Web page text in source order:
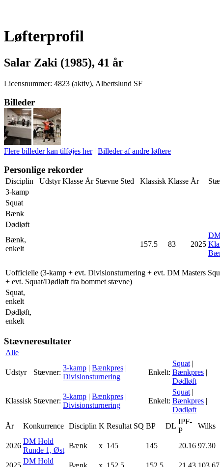
Løfterprofil
Salar Zaki (1985), 41 år
Licensnummer: 4823 (aktiv), Albertslund SF
Billeder
Flere billeder kan tilføjes her| Billeder af andre løftere
Personlige rekorder
Disciplin Udstyr Klasse År Stævne Sted Klassisk Klasse År
3-kamp
Squat
Bænk
Dødløft
Bænk,
enkelt
157.5 83 2025
Uofficielle (3-kamp + evt. Divisionsturnering + evt. DM Masters
+ evt. Squat/Dødløft fra bommet stævne)
Squat,
enkelt
Dødløft,
enkelt
Stævneresultater
Alle
Udstyr Stævner:
3-kamp | Bænkpres |
Divisionsturnering
Enkelt:
Squat |
Bænkpres |
Dødløft
Klassisk Stævner:
3-kamp | Bænkpres |
Divisionsturnering
Enkelt:
Squat |
Bænkpres |
Dødløft
År
Konkurrence Disciplin K Resultat SQ BP DL
IPF-
P
Wilks
2026
DM Hold
Runde 1, Øst
Bænk x 145 145 20.16 97.30
2025
DM Hold
Bænk x 152.5 152.5 21.43 103.67